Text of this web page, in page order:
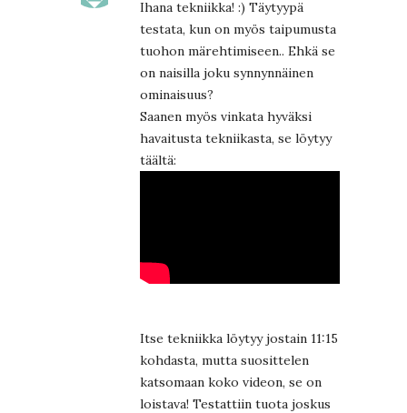
Ihana tekniikka! :) Täytyypä
testata, kun on myös taipumusta
tuohon märehtimiseen.. Ehkä se
on naisilla joku synnynnäinen
ominaisuus?
Saanen myös vinkata hyväksi
havaitusta tekniikasta, se löytyy
täältä:
Itse tekniikka löytyy jostain 11:15
kohdasta, mutta suosittelen
katsomaan koko videon, se on
loistava! Testattiin tuota joskus